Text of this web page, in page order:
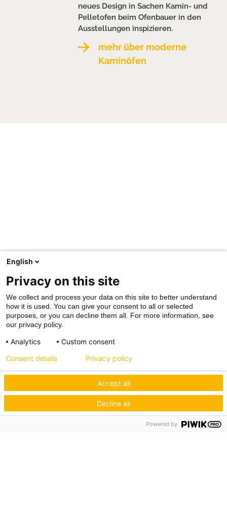
neues Design in Sachen Kamin- und
Pelletofen beim Ofenbauer in den
Ausstellungen inspizieren.
mehr über moderne
Kaminöfen
Hagos eG
English
Privacy on this site
We collect and process your data on this site to better understand
how it is used. You can give your consent to all or selected
purposes, or you can decline them all. For more information, see
our privacy policy.
Analytics Custom consent
Accept all
Decline all
Consent details Privacy policy
Powered by